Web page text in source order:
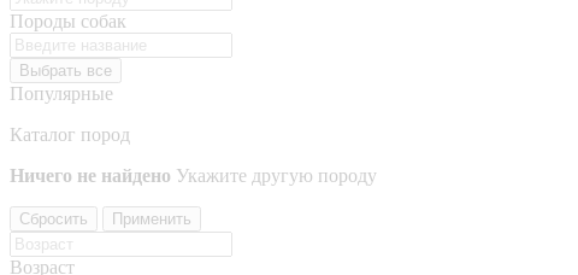
Породы собак
Выбрать все
Популярные
Каталог пород
Ничего не найдено Укажите другую породу
Сбросить Применить
Возраст